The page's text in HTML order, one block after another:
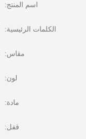
اسم المنتج:
الكلمات الرئيسية:
مقاس:
لون:
مادة:
قفل: